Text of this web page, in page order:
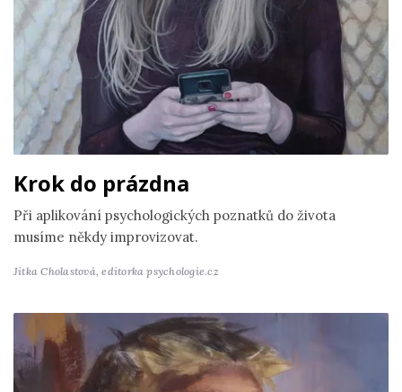
Krok do prázdna
Při aplikování psychologických poznatků do života
musíme někdy improvizovat.
Jitka Cholastová,editorka psychologie.cz